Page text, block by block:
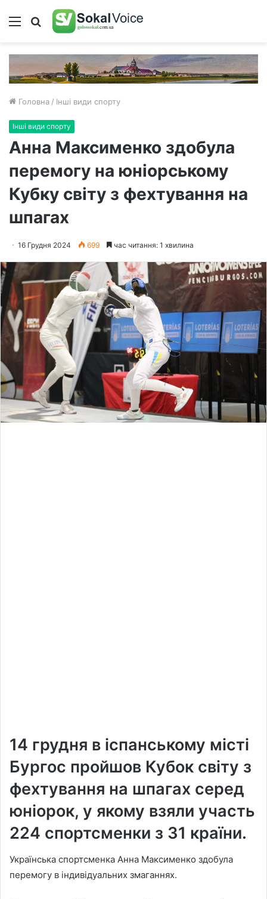
Меню Пошук
Головна / Інші види спорту
Інші види спорту
Анна Максименко здобула
перемогу на юніорському
Кубку світу з фехтування на
шпагах
16 Грудня 2024 699 час читання: 1 хвилина
14 грудня в іспанському місті
Бургос пройшов Кубок світу з
фехтування на шпагах серед
юніорок, у якому взяли участь
224 спортсменки з 31 країни.
Українська спортсменка Анна Максименко здобула
перемогу в індивідуальних змаганнях.